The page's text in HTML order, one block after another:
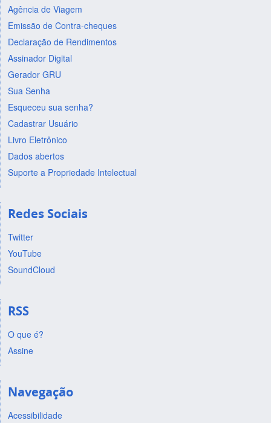
Agência de Viagem
Emissão de Contra-cheques
Declaração de Rendimentos
Assinador Digital
Gerador GRU
Sua Senha
Esqueceu sua senha?
Cadastrar Usuário
Livro Eletrônico
Dados abertos
Suporte a Propriedade Intelectual
Redes Sociais
Twitter
YouTube
SoundCloud
RSS
O que é?
Assine
Navegação
Acessibilidade